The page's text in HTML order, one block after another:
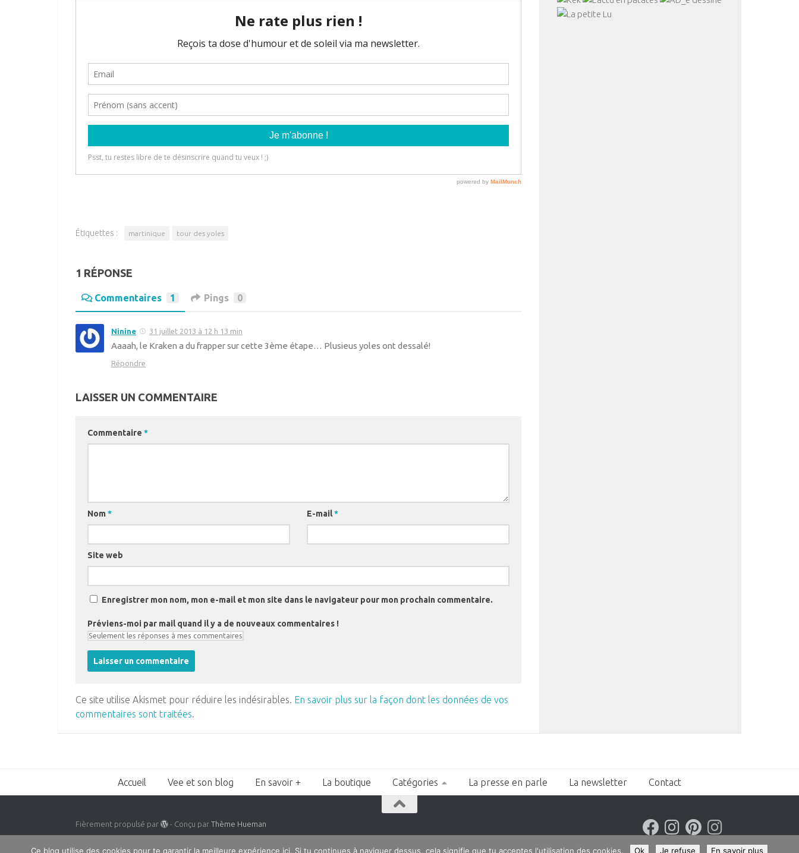
Étiquettes : martinique tour des yoles
1 RÉPONSE
Commentaires 1 Pings 0
Ninine 31 juillet 2013 à 12 h 13 min
Aaaah, le Kraken a du frapper sur cette 3ème étape… Plusieus yoles ont dessalé!
Répondre
LAISSER UN COMMENTAIRE
Commentaire *
Nom * E-mail*
Site web
Enregistrer mon nom, mon e-mail et mon site dans le navigateur pour mon prochain commentaire.
Préviens-moi par mail quand il y a de nouveaux commentaires !
Ce site utilise Akismet pour réduire les indésirables. En savoir plus sur la façon dont les données de vos
commentaires sont traitées.
Accueil Vee et son blog En savoir + La boutique Catégories La presse en parle La newsletter Contact
Fièrement propulsé par - Conçu parThème Hueman
Ce blog utilise des cookies pour te garantir la meilleure expérience ici. Si tu continues à naviguer dessus, cela signifie que tu acceptes l'utilisation des cookies. Ok Je refuse En savoir plus